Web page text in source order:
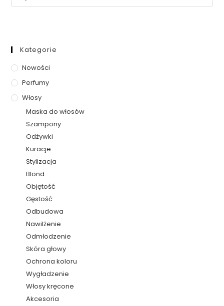
Kategorie
Nowości
Perfumy
Włosy
Maska do włosów
Szampony
Odżywki
Kuracje
Stylizacja
Blond
Objętość
Gęstość
Odbudowa
Nawilżenie
Odmłodzenie
Skóra głowy
Ochrona koloru
Wygładzenie
Włosy kręcone
Akcesoria